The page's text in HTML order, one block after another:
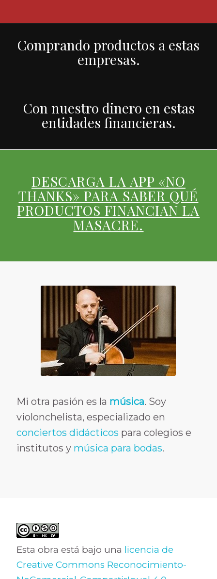
Comprando productos a estas
empresas.
Con nuestro dinero en estas
entidades financieras.
DESCARGA LA APP «NO
THANKS» PARA SABER QUÉ
PRODUCTOS FINANCIAN LA
MASACRE.
Mi otra pasión es la música. Soy
violonchelista, especializado en
conciertos didácticos para colegios e
institutos y música para bodas.
Esta obra está bajo una licencia de
Creative Commons Reconocimiento-